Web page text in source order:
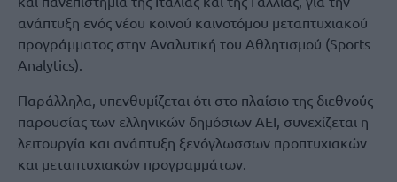
ανάπτυξη ενός νέου κοινού καινοτόμου μεταπτυχιακού
προγράμματος στην Αναλυτική του Αθλητισμού (Sports
Analytics).
Παράλληλα, υπενθυμίζεται ότι στο πλαίσιο της διεθνούς
παρουσίας των ελληνικών δημόσιων ΑΕΙ, συνεχίζεται η
λειτουργία και ανάπτυξη ξενόγλωσσων προπτυχιακών
και μεταπτυχιακών προγραμμάτων.